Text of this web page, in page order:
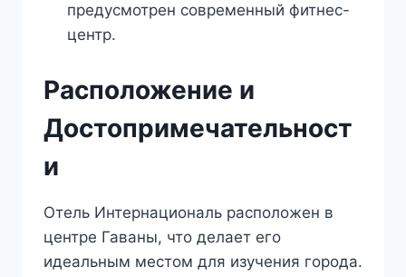
предусмотрен современный фитнес-
центр.
Расположение и
Достопримечательност
и
Отель Интернациональ расположен в
центре Гаваны, что делает его
идеальным местом для изучения города.